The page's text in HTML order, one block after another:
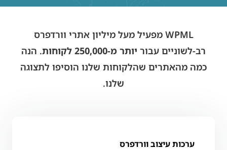
WPML מפעיל מעל מיליון אתרי וורדפרס
רב-לשוניים עבור יותר מ-250,000 לקוחות
. הנה
כמה מהאתרים שהלקוחות שלנו הוסיפו לתצוגה
שלנו.
ערכות עיצוב וורדפרס